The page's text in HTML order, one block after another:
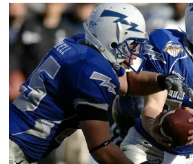
crash
earn
respect
male
drivers